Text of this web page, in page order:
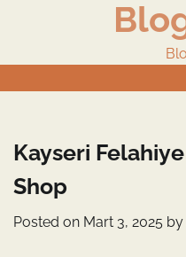
Kayseri
Shop
Posted on Mart 3, 2025 by